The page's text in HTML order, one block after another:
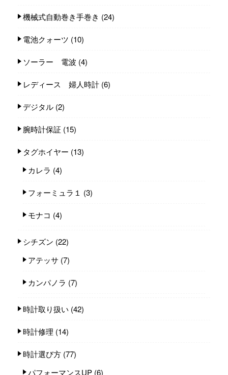
機械式自動巻き手巻き (24)
電池クォーツ (10)
ソーラー 電波 (4)
レディース 婦人時計 (6)
デジタル (2)
腕時計保証 (15)
タグホイヤー (13)
カレラ (4)
フォーミュラ１ (3)
モナコ (4)
シチズン (22)
アテッサ (7)
カンパノラ (7)
時計取り扱い (42)
時計修理 (14)
時計選び方 (77)
パフォーマンスUP (6)